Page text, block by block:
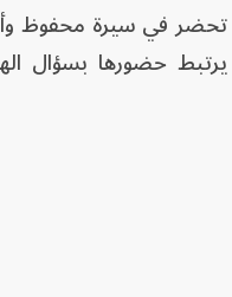
في سيرة محفوظ
يرتبط حضورها بسؤال